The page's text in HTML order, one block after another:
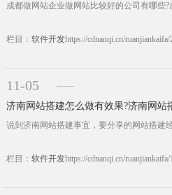
栏目：软件开发https://cdnanqi.cn/ruanjiankaifa/
11-05
栏目：软件开发https://cdnanqi.cn/ruanjiankaifa/